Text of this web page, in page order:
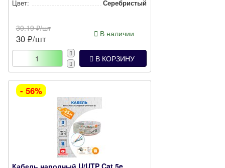
Цвет:
Сереб­рис­тый
30.19₽/шт
30 ₽/шт В наличии
В КОРЗИНУ
- 56%